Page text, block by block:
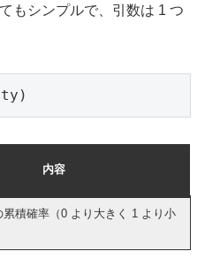
もシンプルで、引数は 1 つ
内容
累積確率（0 より大きく 1 より小